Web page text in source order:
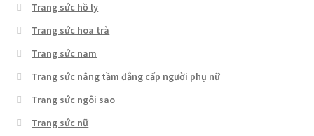
Trang sức hồ ly
Trang sức hoa trà
Trang sức nam
Trang sức nâng tầm đẳng cấp người phụ nữ
Trang sức ngôi sao
Trang sức nữ